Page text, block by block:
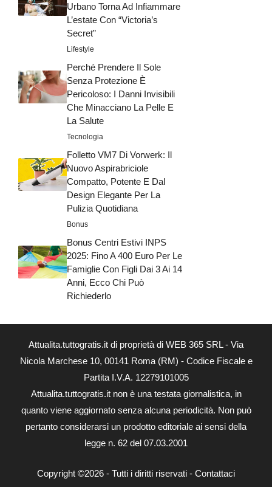
Urbano Torna Ad Infiammare
L’estate Con “Victoria’s
Secret”
Lifestyle
Perché Prendere Il Sole
Senza Protezione È
Pericoloso: I Danni Invisibili
Che Minacciano La Pelle E
La Salute
Tecnologia
Folletto VM7 Di Vorwerk: Il
Nuovo Aspirabriciole
Compatto, Potente E Dal
Design Elegante Per La
Pulizia Quotidiana
Bonus
Bonus Centri Estivi INPS
2025: Fino A 400 Euro Per Le
Famiglie Con Figli Dai 3 Ai 14
Anni, Ecco Chi Può
Richiederlo
Attualita.tuttogratis.it di proprietà di WEB 365 SRL - Via
Nicola Marchese 10, 00141 Roma (RM) - Codice Fiscale e
Partita I.V.A. 12279101005
Attualita.tuttogratis.it non è una testata giornalistica, in
quanto viene aggiornato senza alcuna periodicità. Non può
pertanto considerarsi un prodotto editoriale ai sensi della
legge n. 62 del 07.03.2001
Copyright ©2026 - Tutti i diritti riservati - Contattaci